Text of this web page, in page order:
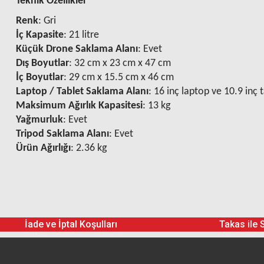
Renk: Gri
İç Kapasite: 21 litre
Küçük Drone Saklama Alanı: Evet
Dış Boyutlar: 32 cm x 23 cm x 47 cm
İç Boyutlar: 29 cm x 15.5 cm x 46 cm
Laptop / Tablet Saklama Alanı: 16 inç laptop ve 10.9 inç
Maksimum Ağırlık Kapasitesi: 13 kg
Yağmurluk: Evet
Tripod Saklama Alanı: Evet
Ürün Ağırlığı: 2.36 kg
İade ve İptal Koşulları Takas ile